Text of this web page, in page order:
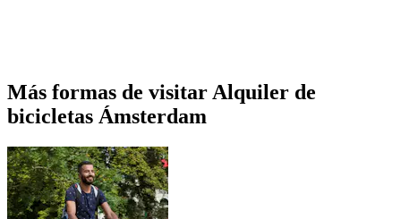
Más formas de visitar Alquiler de
bicicletas Ámsterdam